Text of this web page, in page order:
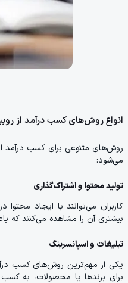
انواع روش‌های کسب درآمد از
روش‌های متنوعی برای کسب درآمد
می‌شود:
تولید محتوا و اشتراک‌گذاری
کاربران می‌توانند با ایجاد
بیشتری آن را مشاهده می‌کنند که
تبلیغات و اسپانسرینگ
یکی از مهم‌ترین روش‌های کسب
برای برندها یا محصولات، به کسب